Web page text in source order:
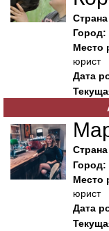
Город:
Место
юрист
Дата
Город:
Место
юрист
Дата